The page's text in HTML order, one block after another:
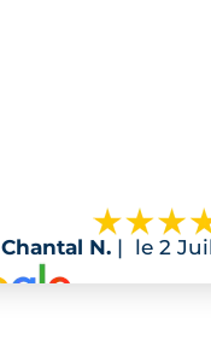
Chantal N. | le 2